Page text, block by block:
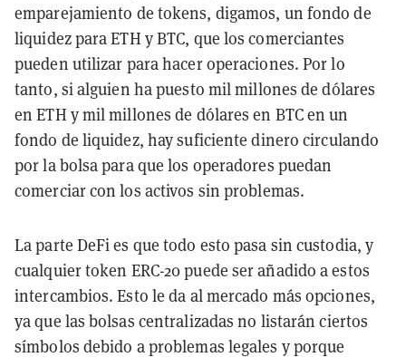
emparejamiento de tokens, digamos, un fondo de
liquidez para ETH y BTC, que los comerciantes
pueden utilizar para hacer operaciones. Por lo
tanto, si alguien ha puesto mil millones de dólares
en ETH y mil millones de dólares en BTC en un
fondo de liquidez, hay suficiente dinero circulando
por la bolsa para que los operadores puedan
comerciar con los activos sin problemas.
La parte DeFi es que todo esto pasa sin custodia, y
cualquier token ERC-20 puede ser añadido a estos
intercambios. Esto le da al mercado más opciones,
ya que las bolsas centralizadas no listarán ciertos
símbolos debido a problemas legales y porque